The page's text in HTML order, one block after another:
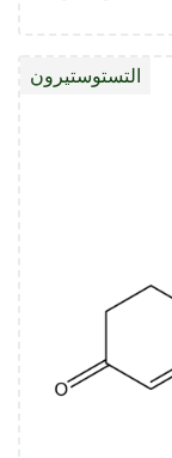
التستوستيرون